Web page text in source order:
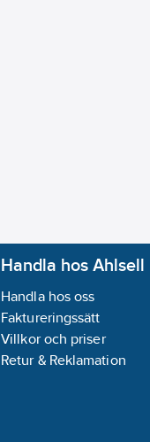
Handla hos Ahlsell
Handla hos oss
Faktureringssätt
Villkor och priser
Retur & Reklamation